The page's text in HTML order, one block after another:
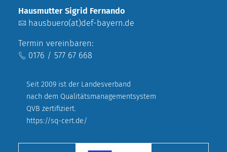
Hausmutter Sigrid Fernando
hausbuero(at)def-bayern.de
Termin vereinbaren:
0176 / 577 67 668
Seit 2009 ist der Landesverband
nach dem Qualitätsmanagementsystem
QVB zertifiziert.
https://sq-cert.de/